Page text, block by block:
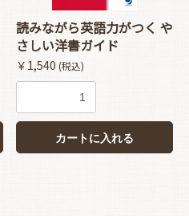
読みながら英語力がつく や
さしい洋書ガイド
￥1,540 (税込)
カートに入れる